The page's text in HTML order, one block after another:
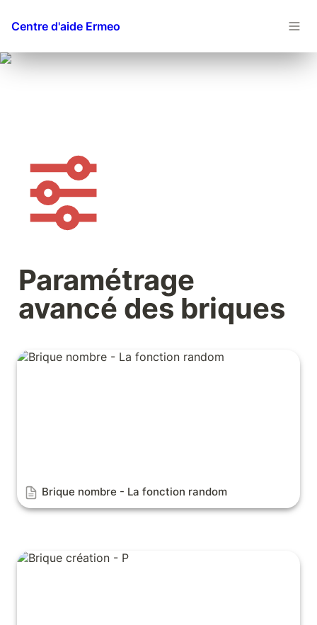
Centre d'aide Ermeo
Paramétrage
avancé des briques
Brique nombre - La fonction random
Brique nombre - La fonction random
Brique création - Paramétrer le nommage d'une